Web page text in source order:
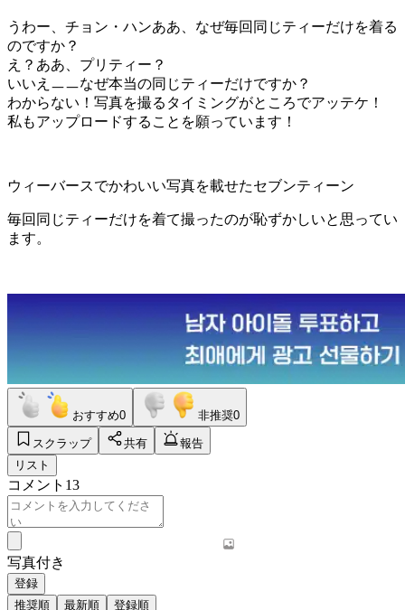
うわー、チョン・ハンああ、なぜ毎回同じティーだけを着る
のですか？
え？ああ、プリティー？
いいえㅡㅡなぜ本当の同じティーだけですか？
わからない！写真を撮るタイミングがところでアッテケ！
私もアップロードすることを願っています！
ウィーバースでかわいい写真を​​載せたセブンティーン
毎回同じティーだけを着て撮ったのが恥ずかしいと思ってい
ます。
おすすめ0 非推奨0
スクラップ 共有
報告
リスト
コメント 13
写真付き
登録
推奨順
最新順 登録順